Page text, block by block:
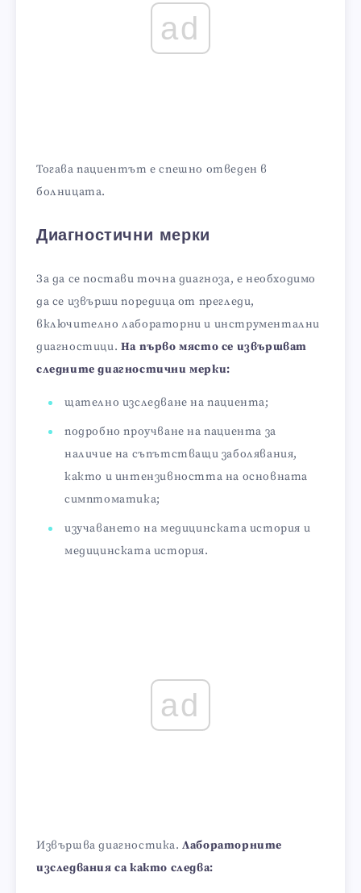
ad
Тогава пациентът е спешно отведен в
болницата.
Диагностични мерки
За да се постави точна диагноза, е необходимо
да се извърши поредица от прегледи,
включително лабораторни и инструментални
диагностици. На първо място се извършват
следните диагностични мерки:
щателно изследване на пациента;
подробно проучване на пациента за
наличие на съпътстващи заболявания,
както и интензивността на основната
симптоматика;
изучаването на медицинската история и
медицинската история.
ad
Извършва диагностика.Лабораторните
изследвания са както следва: